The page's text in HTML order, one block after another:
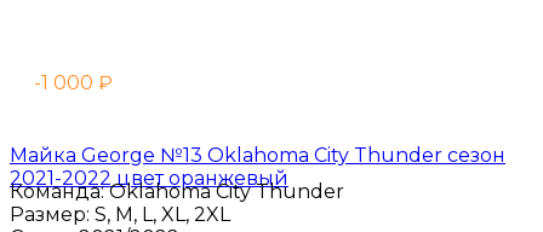
-1 000 ₽
Майка George №13 Oklahoma City Thunder сезон
2021-2022 цвет оранжевый
Команда:Oklahoma City Thunder
Размер: S, M, L, XL, 2XL